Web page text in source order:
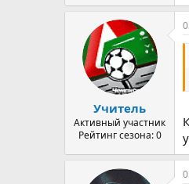
Учитель
Активный участник
Рейтинг сезона: 0